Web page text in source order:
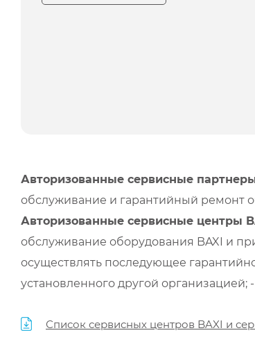
Авторизованные сервисные
обслуживание и гарантийный ремонт
Авторизованные сервисные центры
обслуживание оборудования BAXI и
осуществлять последующее
установленного другой
Список сервисных центров BAXI и